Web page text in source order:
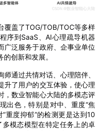
覆盖了TOG/TOB/TOC等多样
序到SaaS、AI心理疏导机器
广泛服务于政府、企事业单位
创新和发展。
师通过共情对话、心理陪伴、
升了用户的交互体验，使心理
，数业智能心大陆的多模态评
出色，特别是对中、重度“焦
重度抑郁”的检测更是达到10
模态模型在特定任务上的卓